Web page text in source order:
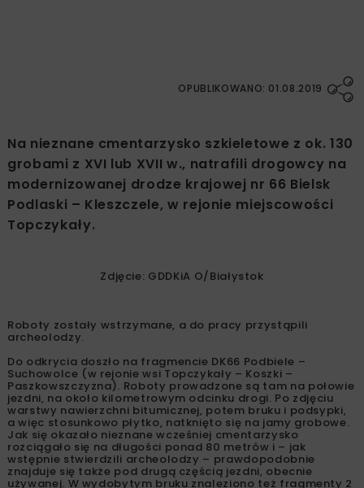
OPUBLIKOWANO: 01.08.2019
Na nieznane cmentarzysko szkieletowe z ok. 130
grobami z XVI lub XVII w., natrafili drogowcy na
modernizowanej drodze krajowej nr 66 Bielsk
Podlaski – Kleszczele, w rejonie miejscowości
Topczykały.
Zdjęcie: GDDKiA O/Białystok